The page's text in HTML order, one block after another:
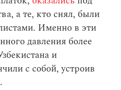
а те, кто снял, были
Именно в эти
давления более
и
с собой, устроив